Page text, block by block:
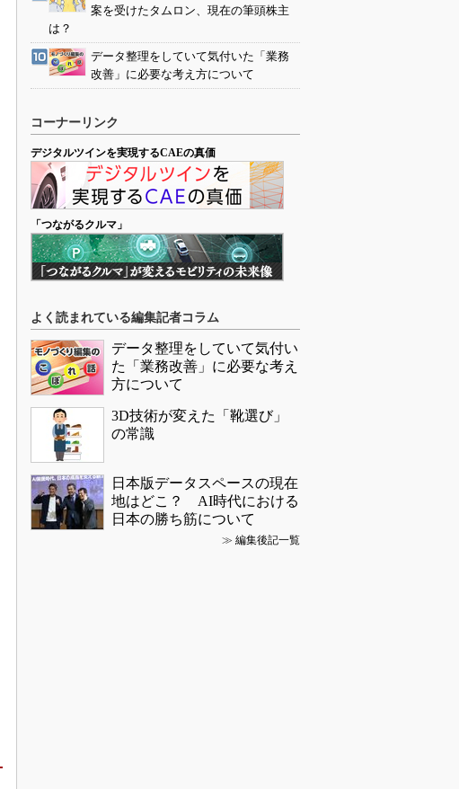
案を受けたタムロン、現在の筆頭株主
は？
データ整理をしていて気付いた「業務
改善」に必要な考え方について
コーナーリンク
デジタルツインを実現するCAEの真価
「つながるクルマ」
よく読まれている編集記者コラム
データ整理をしていて気付い
た「業務改善」に必要な考え
方について
3D技術が変えた「靴選び」
の常識
日本版データスペースの現在
地はどこ？ AI時代における
日本の勝ち筋について
≫ 編集後記一覧